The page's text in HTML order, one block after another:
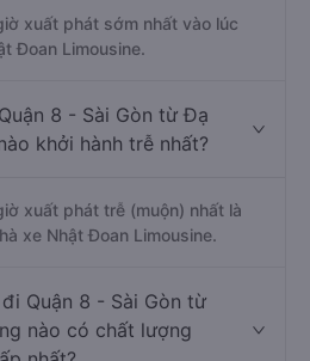
xuất phát sớm nhất vào lúc
Đoan Limousine.
8 - Sài Gòn từ Đạ
khởi hành trễ nhất?
xuất phát trễ (muộn) nhất là
xe Nhật Đoan Limousine.
Quận 8 - Sài Gòn từ
nào có chất lượng